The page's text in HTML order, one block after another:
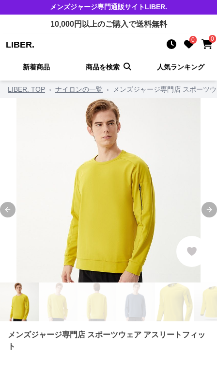
メンズジャージ専門通販サイトLIBER.
10,000円以上のご購入で送料無料
LIBER. 0 0
新着商品 商品を検索 人気ランキング
LIBER. TOP › ナイロンの一覧 › メンズジャージ専門店 スポーツ
Previous slide
メンズジャージ専門店 スポーツウェア アスリートフィッ
ト